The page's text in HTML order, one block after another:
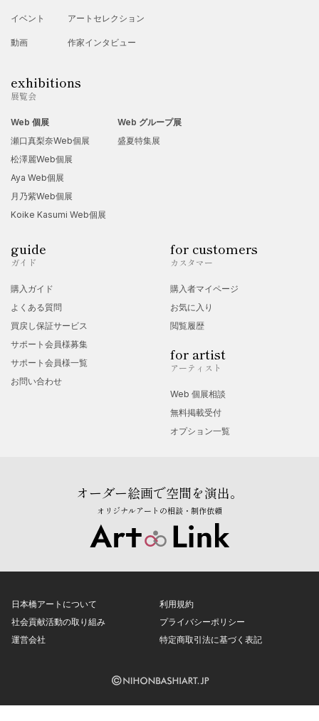
イベント
動画
アートセレクション
作家インタビュー
exhibitions
展覧会
Web 個展
瀬口真梨奈Web個展
松澤麗Web個展
Aya Web個展
月乃紫Web個展
Koike Kasumi Web個展
Web グループ展
盛夏特集展
guide
ガイド
購入ガイド
よくある質問
買戻し保証サービス
サポート会員様募集
サポート会員様一覧
お問い合わせ
for customers
カスタマー
購入者マイページ
お気に入り
閲覧履歴
for artist
アーティスト
Web 個展相談
無料掲載受付
オプション一覧
オーダー絵画で空間を演出。
オリジナルアートの相談・制作依頼
日本橋アートについて
社会貢献活動の取り組み
運営会社
利用規約
プライバシーポリシー
特定商取引法に基づく表記